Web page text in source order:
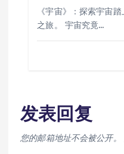
《宇宙》：探索宇宙
之旅。 宇宙究竟…
发表回复
您的邮箱地址不会被公开。